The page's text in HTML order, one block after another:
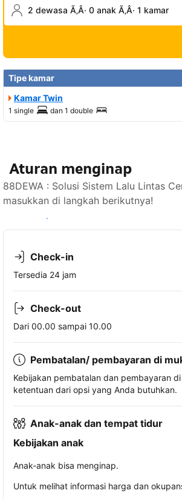
2 dewasa Ã‚Â· 0 anak Ã‚Â· 1 kamar
Tipe kamar
Kamar Twin
1 single dan 1 double
Aturan menginap
88DEWA : Solusi Sistem Lalu Lintas
masukkan di langkah berikutnya!
Lihat ketersediaan
Check-in
Tersedia 24 jam
Check-out
Dari 00.00 sampai 10.00
Pembatalan/ pembayaran di
Kebijakan pembatalan dan pembayaran
ketentuan dari opsi yang Anda butuhkan.
Anak-anak dan tempat tidur
Kebijakan anak
Anak-anak bisa menginap.
Untuk melihat informasi harga dan